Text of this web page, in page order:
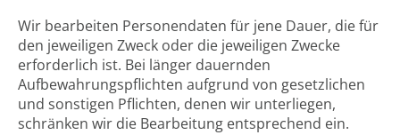
Wir bearbeiten Personendaten für jene Dauer, die für
den jeweiligen Zweck oder die jeweiligen Zwecke
erforderlich ist. Bei länger dauernden
Aufbewahrungspflichten aufgrund von gesetzlichen
und sonstigen Pflichten, denen wir unterliegen,
schränken wir die Bearbeitung entsprechend ein.